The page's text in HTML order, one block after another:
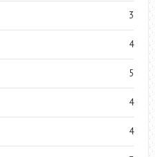
3
4
5
4
4